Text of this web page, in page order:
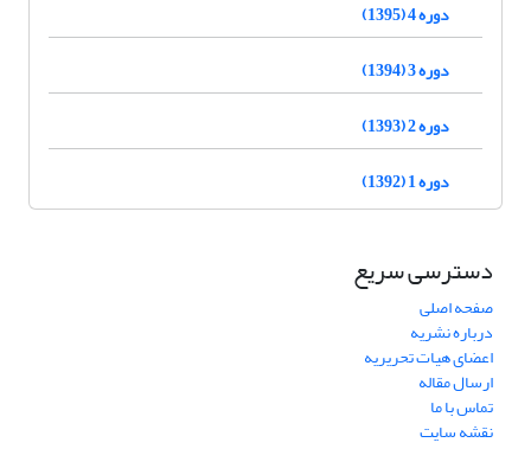
دوره 4 (1395)
دوره 3 (1394)
دوره 2 (1393)
دوره 1 (1392)
دسترسی سریع
صفحه اصلی
درباره نشریه
اعضای هیات تحریریه
ارسال مقاله
تماس با ما
نقشه سایت